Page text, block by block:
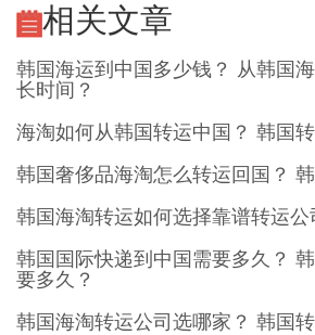
相关文章
韩国海运到中国多少钱？ 从韩国
长时间？
海淘如何从韩国转运中国？ 韩国
韩国奢侈品海淘怎么转运回国？
韩国海淘转运如何选择靠谱转运公
韩国国际快递到中国需要多久？
要多久？
韩国海淘转运公司选哪家？ 韩国